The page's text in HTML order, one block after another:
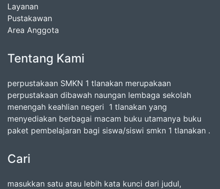
Layanan
Pustakawan
Area Anggota
Tentang Kami
perpustakaan SMKN 1 tlanakan merupakaan
perpustakaan dibawah naungan lembaga sekolah
menengah keahlian negeri 1 tlanakan yang
menyediakan berbagai macam buku utamanya buku
paket pembelajaran bagi siswa/siswi smkn 1 tlanakan .
Cari
masukkan satu atau lebih kata kunci dari judul,